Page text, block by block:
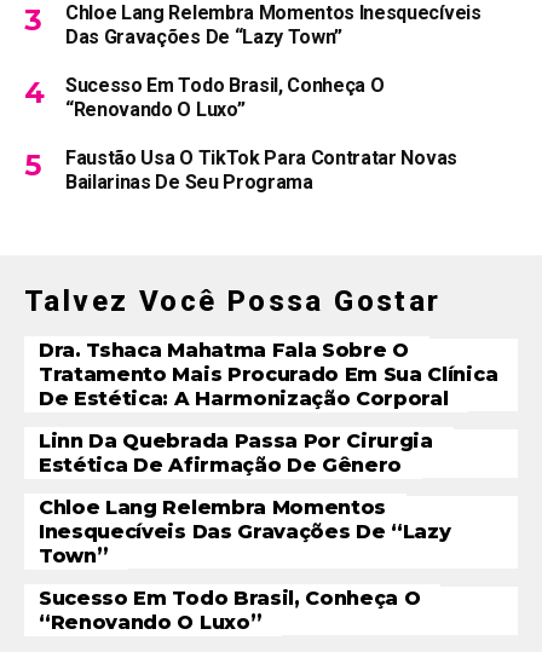
Chloe Lang Relembra Momentos Inesquecíveis
Das Gravações De “Lazy Town”
Sucesso Em Todo Brasil, Conheça O
“Renovando O Luxo”
Faustão Usa O TikTok Para Contratar Novas
Bailarinas De Seu Programa
Talvez Você Possa Gostar
Dra. Tshaca Mahatma Fala Sobre O
Tratamento Mais Procurado Em Sua Clínica
De Estética: A Harmonização Corporal
Linn Da Quebrada Passa Por Cirurgia
Estética De Afirmação De Gênero
Chloe Lang Relembra Momentos
Inesquecíveis Das Gravações De “Lazy
Town”
Sucesso Em Todo Brasil, Conheça O
“Renovando O Luxo”